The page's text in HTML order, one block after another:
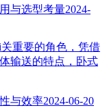
与选型考量2024-
重要的角色，凭借
输送的特点，卧式
与效率2024-06-20